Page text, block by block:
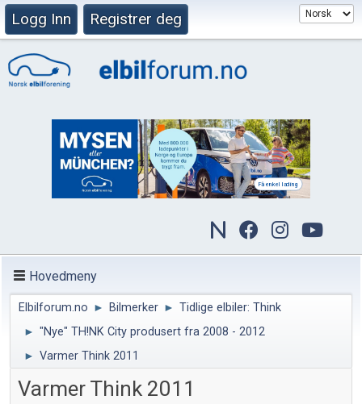
Logg Inn Registrer deg
Hovedmeny
Elbilforum.no ► Bilmerker ► Tidlige elbiler: Think
► "Nye" TH!NK City produsert fra 2008 - 2012
► Varmer Think 2011
Varmer Think 2011